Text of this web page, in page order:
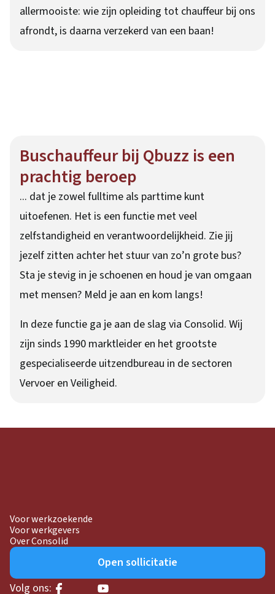
allermooiste: wie zijn opleiding tot chauffeur bij ons
afrondt, is daarna verzekerd van een baan!
Buschauffeur bij Qbuzz is een
prachtig beroep
... dat je zowel fulltime als parttime kunt
uitoefenen. Het is een functie met veel
zelfstandigheid en verantwoordelijkheid. Zie jij
jezelf zitten achter het stuur van zo’n grote bus?
Sta je stevig in je schoenen en houd je van omgaan
met mensen? Meld je aan en kom langs!
In deze functie ga je aan de slag via Consolid. Wij
zijn sinds 1990 marktleider en het grootste
gespecialiseerde uitzendbureau in de sectoren
Vervoer en Veiligheid.
Voor werkzoekende
Voor werkgevers
Over Consolid
Open sollicitatie
Volg ons: